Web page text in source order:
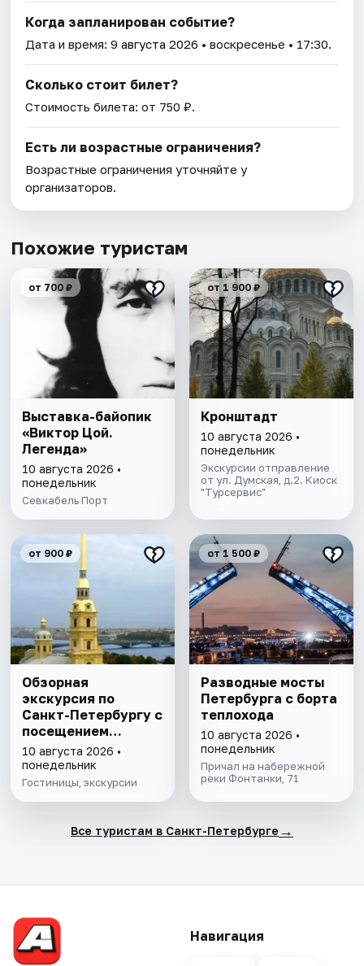
Когда запланирован событие?
Дата и время:9 августа 2026 • воскресенье • 17:30.
Сколько стоит билет?
Стоимость билета: от 750 ₽.
Есть ли возрастные ограничения?
Возрастные ограничения уточняйте у
организаторов.
Похожие туристам
от 700 ₽
Выставка-байопик
«Виктор Цой.
Легенда»
10 августа 2026 •
понедельник
Севкабель Порт
от 1 900 ₽
Кронштадт
10 августа 2026 •
понедельник
Экскурсии отправление
от ул. Думская, д.2. Киоск
"Турсервис"
от 900 ₽
Обзорная
экскурсия по
Санкт-Петербургу с
посещением
Петропавловской
крепости
10 августа 2026 •
понедельник
Гостиницы, экскурсии
от 1 500 ₽
Разводные мосты
Петербурга с борта
теплохода
10 августа 2026 •
понедельник
Причал на набережной
реки Фонтанки, 71
Все туристам в Санкт-Петербурге →
Навигация